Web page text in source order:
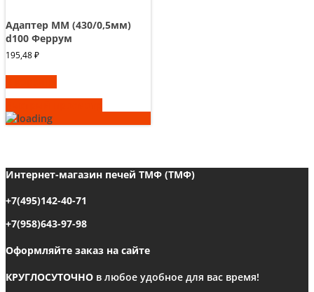
Адаптер ММ (430/0,5мм)
d100 Феррум
195,48₽
Интернет-магазин печей ТМФ (ТМФ)
+7(495)142-40-71
+7(958)643-97-98
Оформляйте заказ на сайте
КРУГЛОСУТОЧНО в любое удобное для вас время!